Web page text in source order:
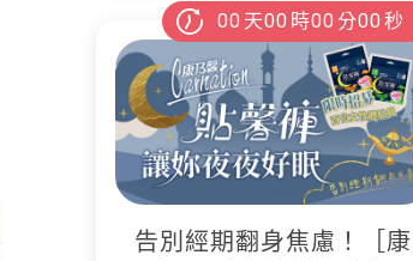
00 天00 時00 分00 秒
告別經期翻身焦慮！［康